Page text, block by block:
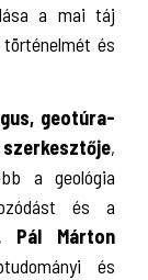
a mai táj
és
geotúra-
,
a geológia
és a
Pál Márton
és